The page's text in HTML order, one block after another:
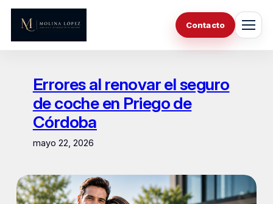
Saltar
contenido
Contacto
Errores al renovar el seguro
de coche en Priego de
Córdoba
mayo 22, 2026